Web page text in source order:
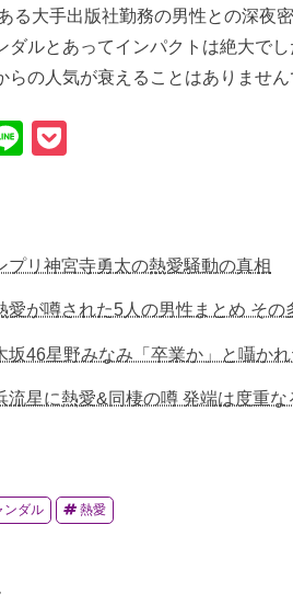
る大手出版社勤務の男性との深夜
ダルとあってインパクトは絶大で
らの人気が衰えることはありません
Li
プリ神宮寺勇太の熱愛騒動の真相
愛が噂された5人の男性まとめ そ
坂46星野みなみ「卒業か」と囁か
流星に熱愛&同棲の噂 発端は度重な
ンダル 熱愛